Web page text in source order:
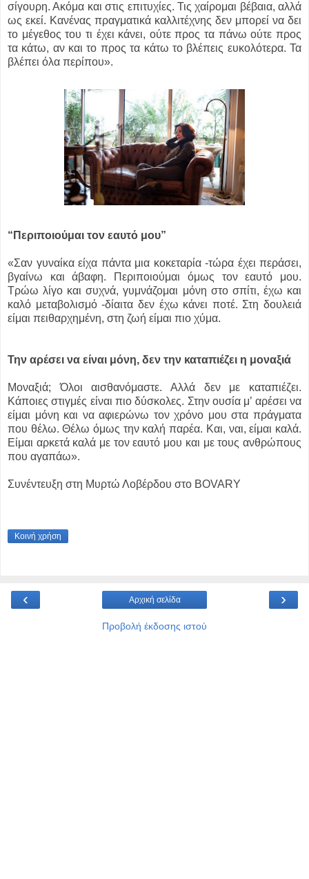
σίγουρη. Ακόμα και στις επιτυχίες. Τις χαίρομαι βέβαια, αλλά
ως εκεί. Κανένας πραγματικά καλλιτέχνης δεν μπορεί να δει
το μέγεθος του τι έχει κάνει, ούτε προς τα πάνω ούτε προς
τα κάτω, αν και το προς τα κάτω το βλέπεις ευκολότερα. Τα
βλέπει όλα περίπου».
“Περιποιούμαι τον εαυτό μου”
«Σαν γυναίκα είχα πάντα μια κοκεταρία -τώρα έχει περάσει,
βγαίνω και άβαφη. Περιποιούμαι όμως τον εαυτό μου.
Τρώω λίγο και συχνά, γυμνάζομαι μόνη στο σπίτι, έχω και
καλό μεταβολισμό -δίαιτα δεν έχω κάνει ποτέ. Στη δουλειά
είμαι πειθαρχημένη, στη ζωή είμαι πιο χύμα.
Την αρέσει να είναι μόνη, δεν την καταπιέζει η μοναξιά
Μοναξιά; Όλοι αισθανόμαστε. Αλλά δεν με καταπιέζει.
Κάποιες στιγμές είναι πιο δύσκολες. Στην ουσία μ’ αρέσει να
είμαι μόνη και να αφιερώνω τον χρόνο μου στα πράγματα
που θέλω. Θέλω όμως την καλή παρέα. Και, ναι, είμαι καλά.
Είμαι αρκετά καλά με τον εαυτό μου και με τους ανθρώπους
που αγαπάω».
Συνέντευξη στη Μυρτώ Λοβέρδου στο BOVARY
Κοινή χρήση
‹ ›
Αρχική σελίδα
Προβολή έκδοσης ιστού